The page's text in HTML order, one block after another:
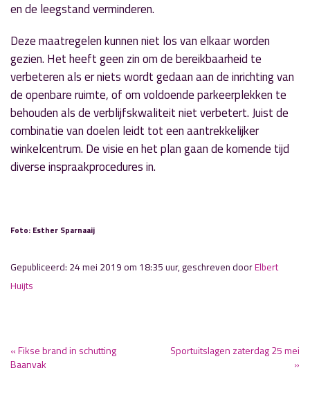
en de leegstand verminderen.
Deze maatregelen kunnen niet los van elkaar worden
gezien. Het heeft geen zin om de bereikbaarheid te
verbeteren als er niets wordt gedaan aan de inrichting van
de openbare ruimte, of om voldoende parkeerplekken te
behouden als de verblijfskwaliteit niet verbetert. Juist de
combinatie van doelen leidt tot een aantrekkelijker
winkelcentrum. De visie en het plan gaan de komende tijd
diverse inspraakprocedures in.
Foto: Esther Sparnaaij
Gepubliceerd: 24 mei 2019 om 18:35 uur, geschreven doorElbert
Huijts
« Fikse brand in schutting
Baanvak
Sportuitslagen zaterdag 25 mei
»